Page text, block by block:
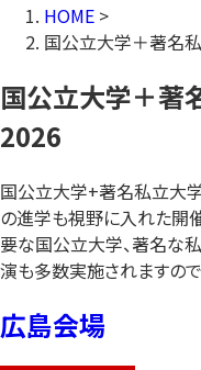
HOME >
国公立大学＋著名
国公立大学＋
2026
国公立大学+著名私立大
の進学も視野に入れた開
要な国公立大学、著名な
演も多数実施されますの
広島会場